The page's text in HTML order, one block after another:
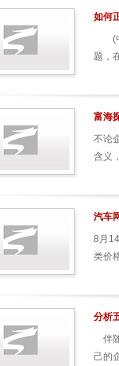
如何
(中
题，
富海
不论
含义
汽车
8月
类价
分析
伴
己的